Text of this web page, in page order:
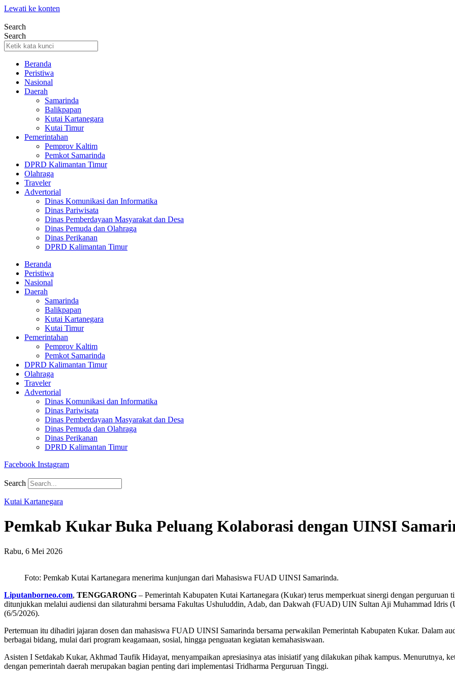
Lewati ke konten
Search
Search
Beranda
Peristiwa
Nasional
Daerah
Samarinda
Balikpapan
Kutai Kartanegara
Kutai Timur
Pemerintahan
Pemprov Kaltim
Pemkot Samarinda
DPRD Kalimantan Timur
Olahraga
Traveler
Advertorial
Dinas Komunikasi dan Informatika
Dinas Pariwisata
Dinas Pemberdayaan Masyarakat dan Desa
Dinas Pemuda dan Olahraga
Dinas Perikanan
DPRD Kalimantan Timur
Beranda
Peristiwa
Nasional
Daerah
Samarinda
Balikpapan
Kutai Kartanegara
Kutai Timur
Pemerintahan
Pemprov Kaltim
Pemkot Samarinda
DPRD Kalimantan Timur
Olahraga
Traveler
Advertorial
Dinas Komunikasi dan Informatika
Dinas Pariwisata
Dinas Pemberdayaan Masyarakat dan Desa
Dinas Pemuda dan Olahraga
Dinas Perikanan
DPRD Kalimantan Timur
Facebook Instagram
Search
Kutai Kartanegara
Pemkab Kukar Buka Peluang Kolaborasi dengan UINSI
Rabu, 6 Mei 2026
Foto: Pemkab Kutai Kartanegara menerima kunjungan dari Mahasiswa FUAD UINSI Samarinda.
Liputanborneo.com, TENGGARONG – Pemerintah Kabupaten Kutai Kartanegara (Kukar) terus memperkuat sinergi dengan
ditunjukkan melalui audiensi dan silaturahmi bersama Fakultas Ushuluddin, Adab, dan Dakwah (FUAD) UIN Sultan Aji Muhammad
(6/5/2026).
Pertemuan itu dihadiri jajaran dosen dan mahasiswa FUAD UINSI Samarinda bersama perwakilan Pemerintah Kabupaten Kukar. Dalam
berbagai bidang, mulai dari program keagamaan, sosial, hingga penguatan kegiatan kemahasiswaan.
Asisten I Setdakab Kukar, Akhmad Taufik Hidayat, menyampaikan apresiasinya atas inisiatif yang dilakukan pihak kampus. Menurutnya,
dengan pemerintah daerah merupakan bagian penting dari implementasi Tridharma Perguruan Tinggi.